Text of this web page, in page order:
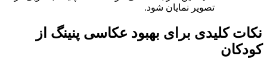
تصویر نمایان شود.
نکات کلیدی برای بهبود عکاسی پنینگ از
کودکان